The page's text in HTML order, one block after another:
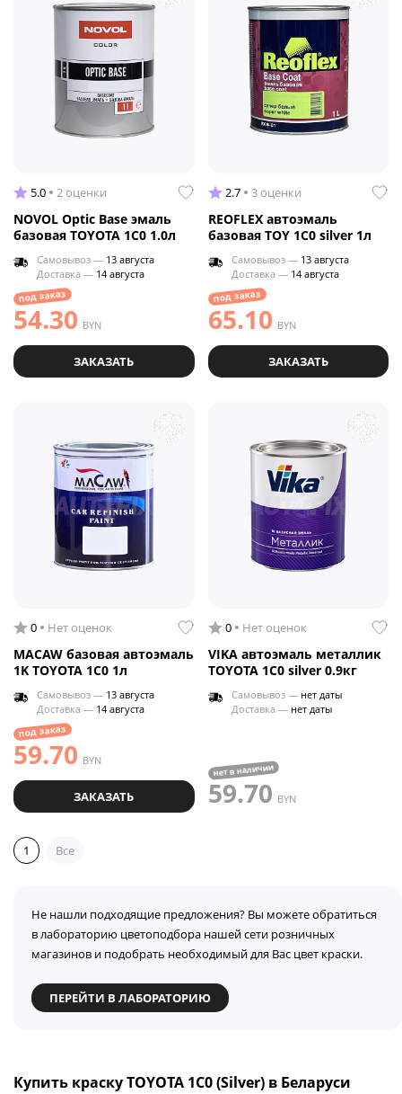
5.0 2 оценки
NOVOL Optic Base эмаль
базовая TOYOTA 1C0 1.0л
Самовывоз — 13 августа
Доставка — 14 августа
под заказ
54.30 BYN
ЗАКАЗАТЬ
2.7 3 оценки
REOFLEX автоэмаль
базовая TOY 1C0 silver 1л
Самовывоз — 13 августа
Доставка — 14 августа
под заказ
65.10 BYN
ЗАКАЗАТЬ
0 Нет оценок
MACAW базовая автоэмаль
1K TOYOTA 1C0 1л
Самовывоз — 13 августа
Доставка — 14 августа
под заказ
59.70 BYN
ЗАКАЗАТЬ
0 Нет оценок
VIKA автоэмаль металлик
TOYOTA 1C0 silver 0.9кг
Самовывоз — нет даты
Доставка — нет даты
нет в наличии
59.70 BYN
1 Все
Не нашли подходящие предложения? Вы можете обратиться
в лабораторию цветоподбора нашей сети розничных
магазинов и подобрать необходимый для Вас цвет краски.
ПЕРЕЙТИ В ЛАБОРАТОРИЮ
Купить краску TOYOTA 1C0 (Silver) в Беларуси